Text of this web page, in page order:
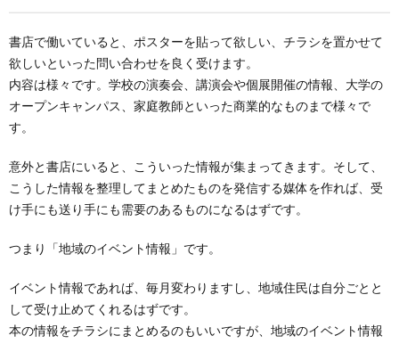
書店で働いていると、ポスターを貼って欲しい、チラシを置かせて
欲しいといった問い合わせを良く受けます。
内容は様々です。学校の演奏会、講演会や個展開催の情報、大学の
オープンキャンパス、家庭教師といった商業的なものまで様々で
す。
意外と書店にいると、こういった情報が集まってきます。そして、
こうした情報を整理してまとめたものを発信する媒体を作れば、受
け手にも送り手にも需要のあるものになるはずです。
つまり「地域のイベント情報」です。
イベント情報であれば、毎月変わりますし、地域住民は自分ごとと
して受け止めてくれるはずです。
本の情報をチラシにまとめるのもいいですが、地域のイベント情報